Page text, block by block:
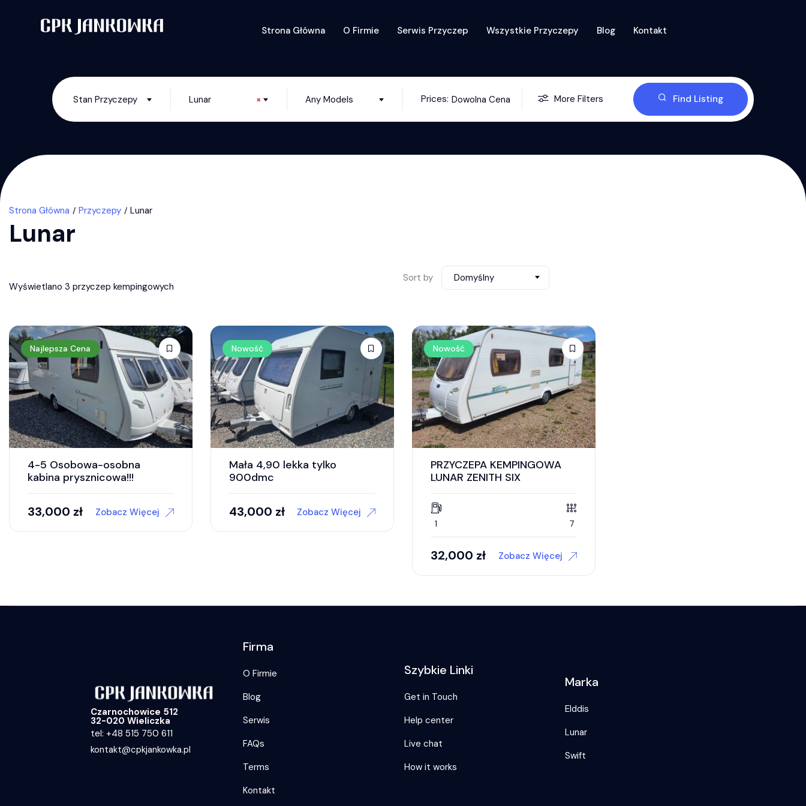
Strona Główna O Firmie Serwis Przyczep Wszystkie Przyczepy Blog Kontakt
Stan Przyczepy ×
Lunar Any Models Prices: Dowolna Cena More Filters Find Listing
Strona Główna Przyczepy Lunar
Lunar
Wyświetlano 3 przyczep kempingowych
Sort by Domyślny
Najlepsza Cena
4-5 Osobowa-osobna
kabina prysznicowa!!!
33,000 zł Zobacz Więcej
Nowość
Mała 4,90 lekka tylko
900dmc
43,000 zł Zobacz Więcej
Nowość
PRZYCZEPA KEMPINGOWA
LUNAR ZENITH SIX
1 7
32,000 zł Zobacz Więcej
Czarnochowice 512
32-020 Wieliczka
tel: +48 515 750 611
kontakt@cpkjankowka.pl
Firma
O Firmie
Blog
Serwis
FAQs
Terms
Kontakt
Szybkie Linki
Get in Touch
Help center
Live chat
How it works
Marka
Elddis
Lunar
Swift